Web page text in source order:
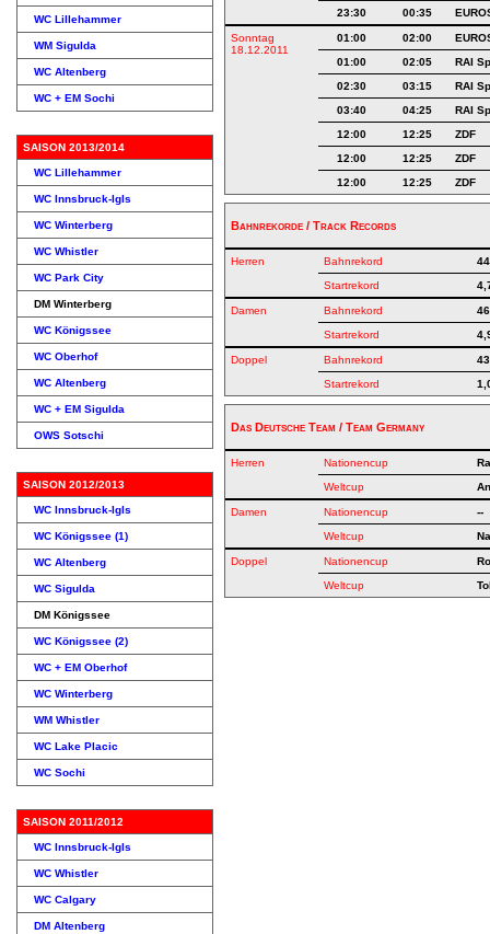
WC Lillehammer
WM Sigulda
WC Altenberg
WC + EM Sochi
SAISON 2013/2014
WC Lillehammer
WC Innsbruck-Igls
WC Winterberg
WC Whistler
WC Park City
DM Winterberg
WC Königssee
WC Oberhof
WC Altenberg
WC + EM Sigulda
OWS Sotschi
SAISON 2012/2013
WC Innsbruck-Igls
WC Königssee (1)
WC Altenberg
WC Sigulda
DM Königssee
WC Königssee (2)
WC + EM Oberhof
WC Winterberg
WM Whistler
WC Lake Placic
WC Sochi
SAISON 2011/2012
WC Innsbruck-Igls
WC Whistler
WC Calgary
DM Altenberg
23:30
00:35
Sonntag
18.12.2011
01:00 02:00
01:00
02:05
RAI
02:30
03:15
RAI
03:40
04:25
RAI
12:00
12:25
ZDF
12:00
12:25
ZDF
12:00
12:25 ZDF
Bahnrekorde / Track Records
Herren Bahnrekord
Startrekord
Damen Bahnrekord
Startrekord
Doppel Bahnrekord
Startrekord
Das Deutsche Team / Team Germany
Herren Nationencup
Weltcup
Damen Nationencup
--
Weltcup
Doppel Nationencup
Weltcup